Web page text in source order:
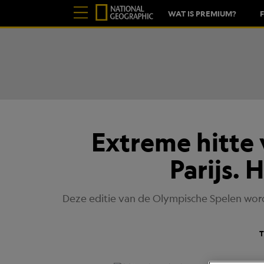
WAT IS PREMIUM?
Extreme hitte
Parijs.
Deze editie van de Olympische Spelen